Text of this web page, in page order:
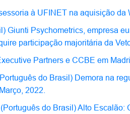
à UFINET na aquisição da
Giunti Psychometrics, empresa
participação majoritária da
Partners e CCBE em
do Brasil) Demora na
2022.
(Português do Brasil) Alto Escalão: